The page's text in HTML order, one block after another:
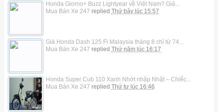
Honda Giorno+ Buzz Lightyear về Việt Nam? Giá...
Mua Bán Xe 247 replied Thứ bảy lúc 15:57
Giá Honda Dash 125 Fi Malaysia tháng 8 chỉ từ 74...
Mua Bán Xe 247 replied Thứ năm lúc 16:17
Honda Super Cub 110 Xanh Nhớt nhập Nhật – Chiếc...
Mua Bán Xe 247 replied Thứ tư lúc 16:46